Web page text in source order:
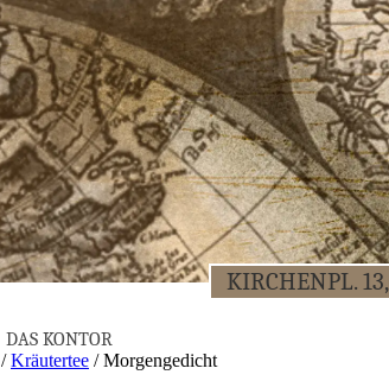
KIR­CHEN­PL. 13,
DAS KON­TOR
/Kräutertee / Mor­gen­ge­dicht